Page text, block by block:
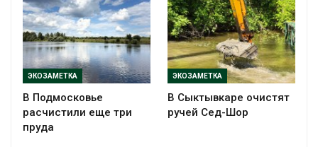
ЭКОЗАМЕТКА
В Подмосковье
расчистили еще три
пруда
ЭКОЗАМЕТКА
В Сыктывкаре очистят
ручей Сед-Шор